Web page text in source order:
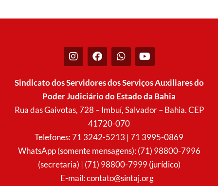
I
n
t
g
r
F
a
e
b
o
o
k
W
h
t
a
p
p
Y
o
t
u
b
e
Sindicato dos Servidores dos Serviços Auxiliares do
Poder Judiciário do Estado da Bahia
Rua das Gaivotas, 728 – Imbuí, Salvador – Bahia. CEP
41720-070
Telefones: 71 3242-5213 | 71 3995-0869
WhatsApp (somente mensagens): (71) 98800-7996
(secretaria) | (71) 98800-7999 (jurídico)
E-mail:contato@sintaj.org